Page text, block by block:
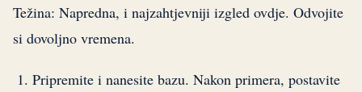
Težina: Napredna, i najzahtjevniji izgled ovdje. Odvojite
si dovoljno vremena.
Pripremite i nanesite bazu. Nakon primera, postavite